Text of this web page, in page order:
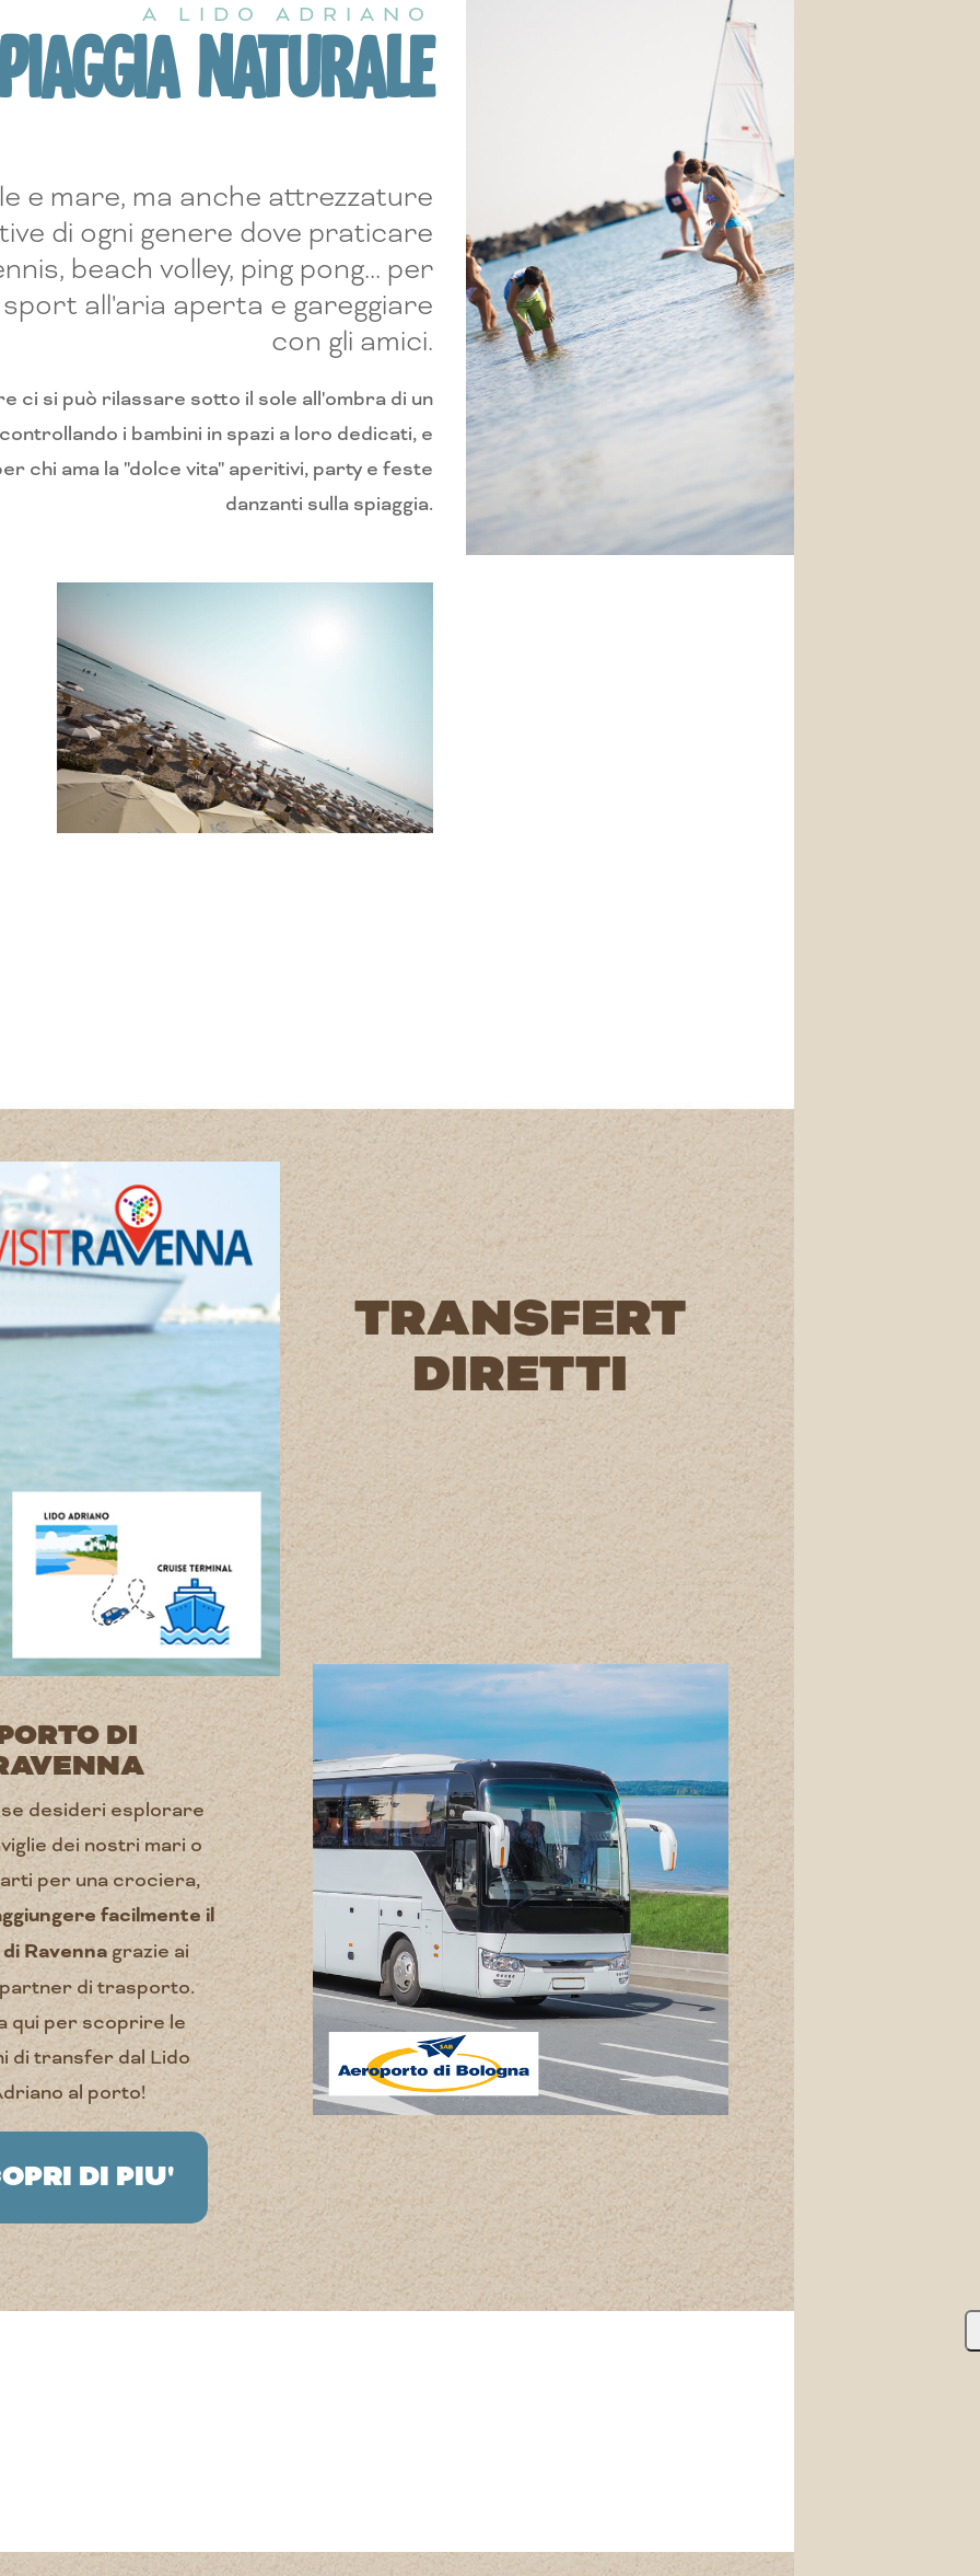
A LIDO ADRIANO
NATURALE
e mare, ma anche attrezzature
di ogni genere dove praticare
beach volley, ping pong... per
all'aria aperta e gareggiare
con gli amici.
ci si può rilassare sotto il sole all'ombra di un
i bambini in spazi a loro dedicati, e
chi ama la "dolce vita" aperitivi, party e feste
danzanti sulla spiaggia.
DI
desideri esplorare
dei nostri mari o
per una crociera,
facilmente il
Ravenna grazie ai
di trasporto.
qui per scoprire le
di transfer dal Lido
al porto!
DI PIU'
TRANSFERT
DIRETTI